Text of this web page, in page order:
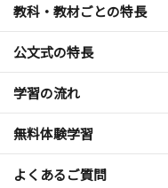
教科・教材ごとの特長
公文式の特長
学習の流れ
無料体験学習
よくあるご質問